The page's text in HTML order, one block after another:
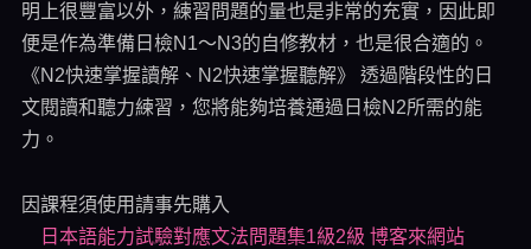
明上很豐富以外，練習問題的量也是非常的充實，因此即
便是作為準備日檢N1～N3的自修教材，也是很合適的。
《N2快速掌握讀解、N2快速掌握聽解》 透過階段性的日
文閱讀和聽力練習，您將能夠培養通過日檢N2所需的能
力。
因課程須使用請事先購入
日本語能力試驗對應文法問題集1級2級 博客來網站